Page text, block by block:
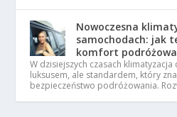
Nowoczesna
samochodach: jak
komfort
W dzisiejszych czasach
luksusem, ale standardem, który
bezpieczeństwo podróżowania.